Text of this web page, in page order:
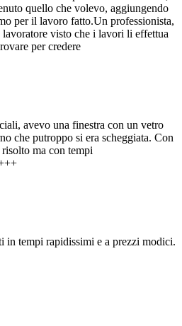
quello che volevo, aggiungendo
per il lavoro fatto.Un professionista,
lavoratore visto che i lavori li effettua
per credere
avevo una finestra con un vetro
che putroppo si era scheggiata. Con
ma con tempi
in tempi rapidissimi e a prezzi modici.